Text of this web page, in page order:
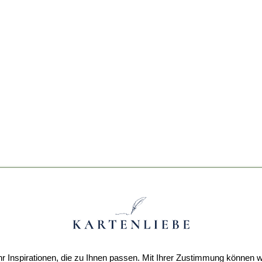
Inspirationen, die zu Ihnen passen. Mit Ihrer Zustimmung können